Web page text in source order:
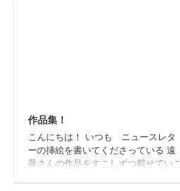
作品集！
こんにちは！ いつも ニュースレタ
ーの挿絵を書いてくださっている 遠
藤さんの作品をすこしずつ載せていこ